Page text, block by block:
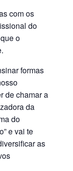
com os
do
o
formas
de chamar a
da
do
e vai te
as